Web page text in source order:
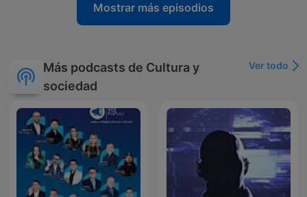
Mostrar más episodios
Más podcasts de Cultura y
sociedad
Ver todo